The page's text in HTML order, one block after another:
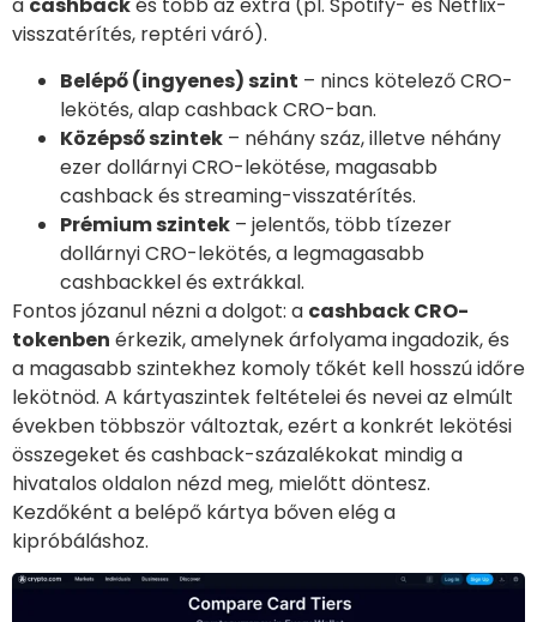
a cashbackés több az extra (pl. Spotify- és Netflix-
visszatérítés, reptéri váró).
Belépő (ingyenes) szint – nincs kötelező CRO-
lekötés, alap cashback CRO-ban.
Középső szintek – néhány száz, illetve néhány
ezer dollárnyi CRO-lekötése, magasabb
cashback és streaming-visszatérítés.
Prémium szintek – jelentős, több tízezer
dollárnyi CRO-lekötés, a legmagasabb
cashbackkel és extrákkal.
Fontos józanul nézni a dolgot: a cashback CRO-
tokenben érkezik, amelynek árfolyama ingadozik, és
a magasabb szintekhez komoly tőkét kell hosszú időre
lekötnöd. A kártyaszintek feltételei és nevei az elmúlt
években többször változtak, ezért a konkrét lekötési
összegeket és cashback-százalékokat mindig a
hivatalos oldalon nézd meg, mielőtt döntesz.
Kezdőként a belépő kártya bőven elég a
kipróbáláshoz.